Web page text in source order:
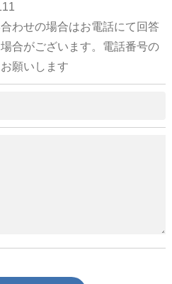
わせの場合はお電話にて回答
合がございます。電話番号の
願いします